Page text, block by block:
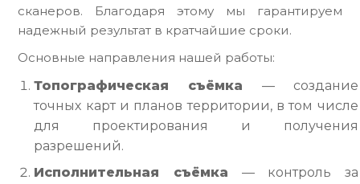
сканеров. Благодаря этому мы гарантируем
надежный результат в кратчайшие сроки.
Основные направления нашей работы:
Топографическая съёмка — создание
точных карт и планов территории, в том числе
для проектирования и получения
разрешений.
Исполнительная съёмка — контроль за